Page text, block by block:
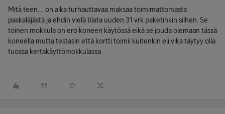
Mitä teen.... on aika turhauttavaa maksaa toimimattomasta
paskaläjästä ja ehdin vielä tilata uuden 31 vrk paketinkin siihen. Se
toinen mokkula on ero koneen käytössä eikä se jouda olemaan tässä
koneella mutta testasin että kortti toimii kuitenkin eli vika täytyy olla
tuossa kertakäyttömokkulassa.